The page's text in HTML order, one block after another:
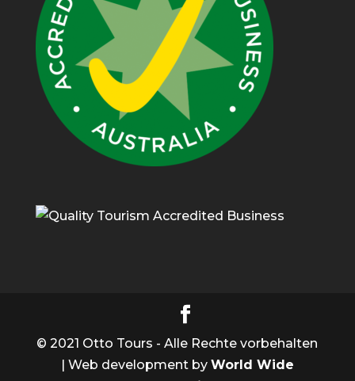
© 2021 Otto Tours - Alle Rechte vorbehalten
| Web development by World Wide